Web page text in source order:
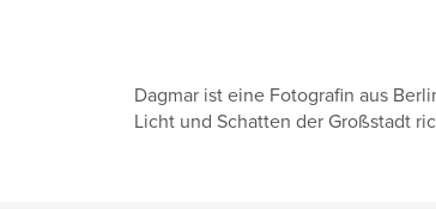
Dagmar ist eine Fotografin aus
Licht und Schatten der Großstadt